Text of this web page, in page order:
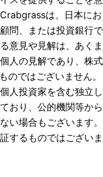
は、日本にお
問、または投資銀行で
意見や見解は、あくま
人の見解であり、株式
ではございません。
人投資家を含む独立し
おり、公的機関等から
い場合もございます。
するものではございま